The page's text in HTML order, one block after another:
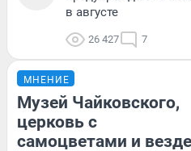
в августе
26 427 7
МНЕНИЕ
Музей Чайковского,
церковь с
самоцветами и везде